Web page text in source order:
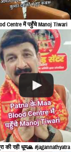
Centre में पहुँचे Manoj Tiwari
की रही धूम🙏 #jagannathyatra